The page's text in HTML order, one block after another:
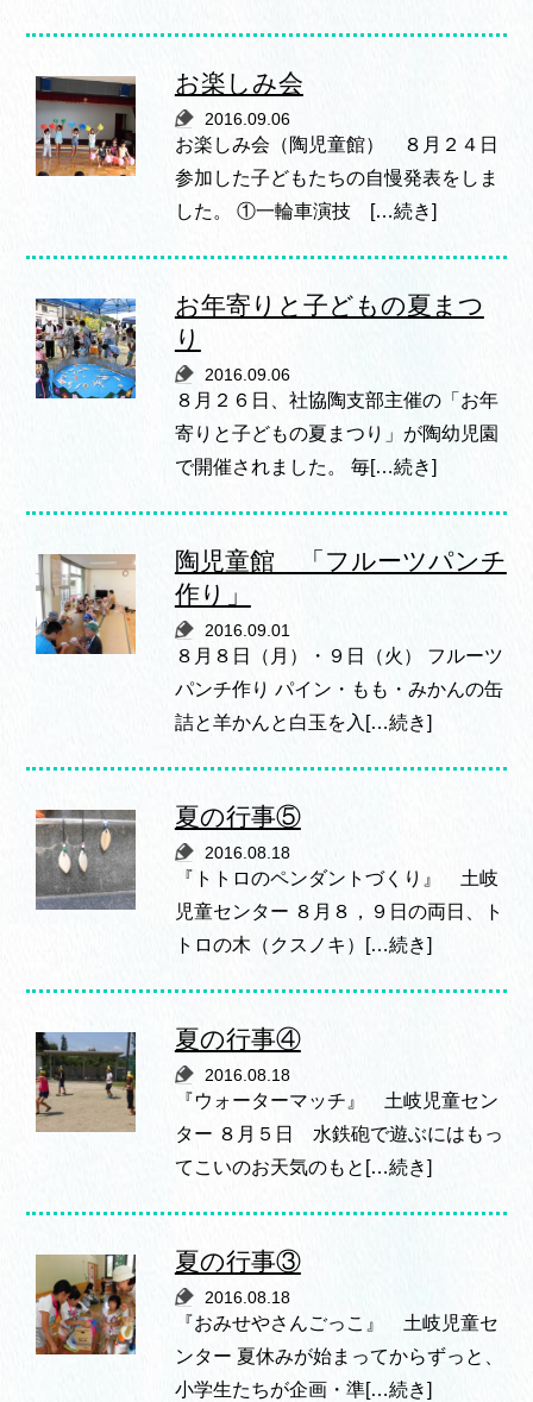
お楽しみ会
2016.09.06
お楽しみ会（陶児童館） ８月２４日
参加した子どもたちの自慢発表をしま
した。 ①一輪車演技 […続き]
お年寄りと子どもの夏まつ
り
2016.09.06
８月２６日、社協陶支部主催の「お年
寄りと子どもの夏まつり」が陶幼児園
で開催されました。 毎[…続き]
陶児童館 「フルーツパンチ
作り」
2016.09.01
８月８日（月）・９日（火） フルーツ
パンチ作り パイン・もも・みかんの缶
詰と羊かんと白玉を入[…続き]
夏の行事⑤
2016.08.18
『トトロのペンダントづくり』 土岐
児童センター ８月８，９日の両日、ト
トロの木（クスノキ）[…続き]
夏の行事④
2016.08.18
『ウォーターマッチ』 土岐児童セン
ター ８月５日 水鉄砲で遊ぶにはもっ
てこいのお天気のもと[…続き]
夏の行事③
2016.08.18
『おみせやさんごっこ』 土岐児童セ
ンター 夏休みが始まってからずっと、
小学生たちが企画・準[…続き]